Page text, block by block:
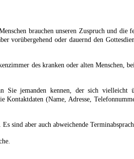
brauchen unseren Zuspruch und die
oder dauernd den
des kranken oder alten Menschen,
jemanden kennen, der sich vielleicht
(Name, Adresse,
sind aber auch abweichende